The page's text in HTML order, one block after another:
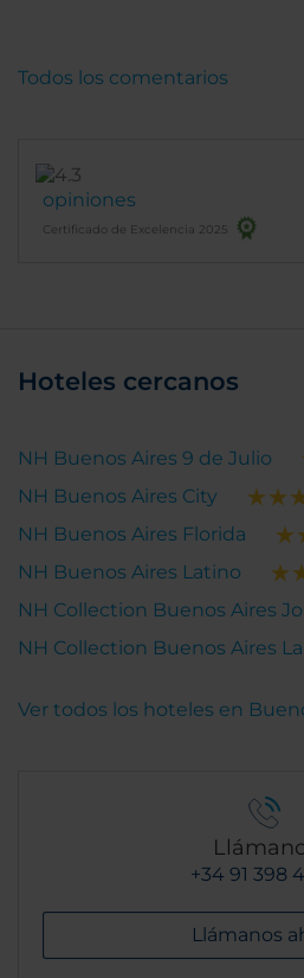
opiniones
Certificado de Excelencia 2025
Todos los comentarios
Hoteles cercanos
NH Buenos Aires 9 de Julio
NH Buenos Aires City
NH Buenos Aires Florida
NH Buenos Aires Latino
NH Collection Buenos Aires
NH Collection Buenos Aires
Ver todos los hoteles en
+34 91 398
Llámanos